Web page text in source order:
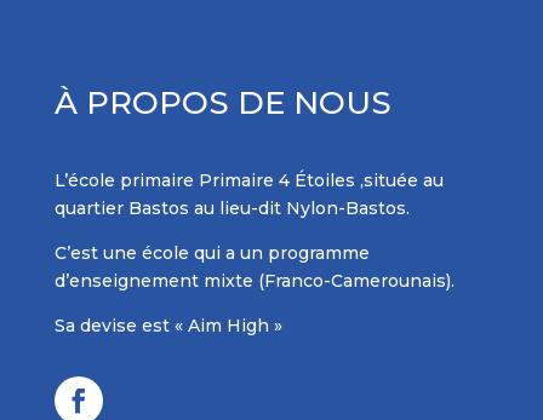
À PROPOS DE NOUS
L’école primaire Primaire 4 Étoiles ,située au
quartier Bastos au lieu-dit Nylon-Bastos.
C’est une école qui a un programme
d’enseignement mixte (Franco-Camerounais).
Sa devise est « Aim High »